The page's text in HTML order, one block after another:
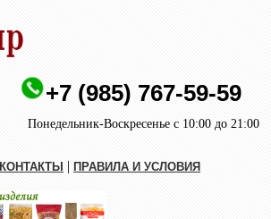
+7 (985) 767-59-59
Понедельник-Воскресенье с 10:00 до 21:00
КОНТАКТЫ | ПРАВИЛА И УСЛОВИЯ